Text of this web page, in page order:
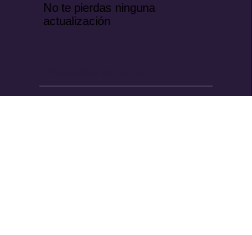
No te pierdas ninguna
actualización